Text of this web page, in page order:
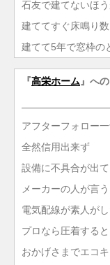
石友で建てないほ
建ててすぐ床鳴り
建てて5年で窓枠の
『高栄ホーム 』へ
アフターフォロー
全然信用出来ず
設備に不具合が出
メーカーの人が言
電気配線が素人が
プロなら圧着する
おかげさまでエコ